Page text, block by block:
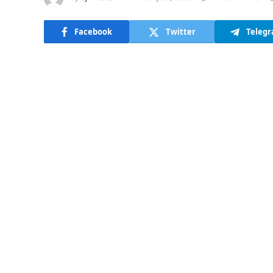
Facebook Twitter